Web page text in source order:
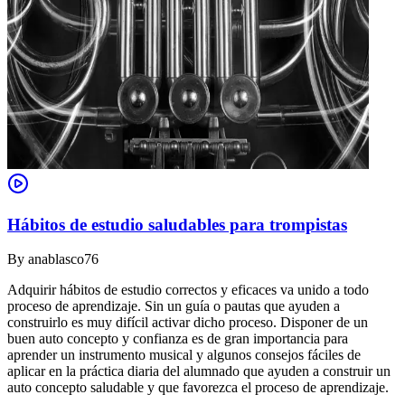
Hábitos de estudio saludables para trompistas
By anablasco76
Adquirir hábitos de estudio correctos y eficaces va unido a todo
proceso de aprendizaje. Sin un guía o pautas que ayuden a
construirlo es muy difícil activar dicho proceso. Disponer de un
buen auto concepto y confianza es de gran importancia para
aprender un instrumento musical y algunos consejos fáciles de
aplicar en la práctica diaria del alumnado que ayuden a construir un
auto concepto saludable y que favorezca el proceso de aprendizaje.